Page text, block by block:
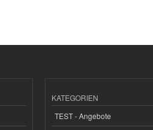
KATEGORIEN
TEST - Angebote